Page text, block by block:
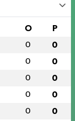
O P
0 0
0 0
0 0
0 0
0 0